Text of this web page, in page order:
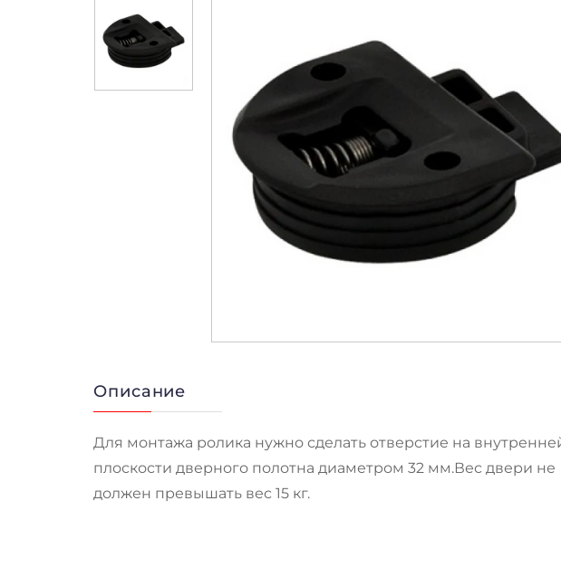
Описание
Для монтажа ролика нужно сделать отверстие на
плоскости дверного полотна диаметром 32 мм.Вес двери не
должен превышать вес 15 кг.